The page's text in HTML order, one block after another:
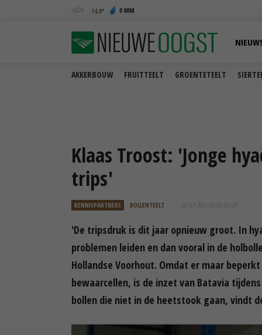
14,8 0 MM
AKKERBOUW FRUITTEELT GROENTETEELT
Klaas Troost: 'Jonge
trips'
KENNISPARTNERS BOLLENTEELT 26 SEP 2022 OM 08:47
'De tripsdruk is dit jaar opnieuw groot. In
problemen leiden en dan vooral in de
Hollandse Voorhout. Omdat er maar
bewaarcellen, is de inzet van Batavia
bollen die niet in de heetstook gaan, vindt